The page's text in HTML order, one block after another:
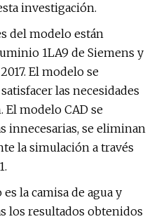
investigación.
del modelo están
1LA9 de Siemens y
El modelo se
las necesidades
modelo CAD se
innecesarias, se eliminan
la simulación a través
la camisa de agua y
los resultados obtenidos